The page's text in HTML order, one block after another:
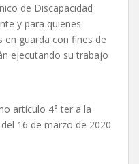
de Discapacidad
y para quienes
en guarda con fines de
ejecutando su trabajo
artículo 4° ter a la
16 de marzo de 2020